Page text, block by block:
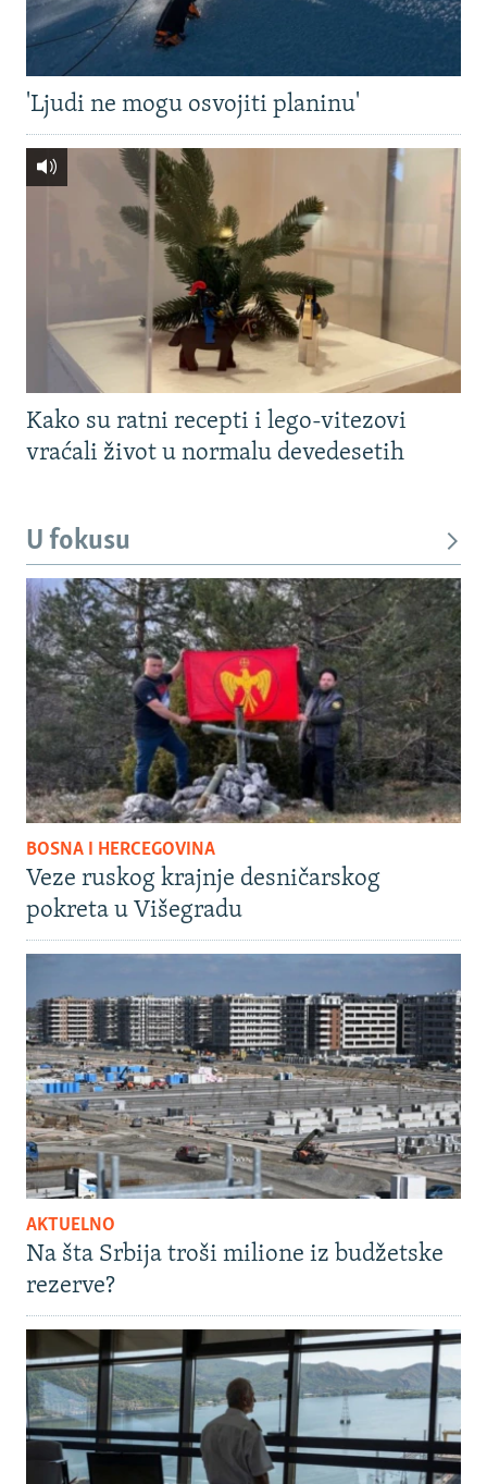
'Ljudi ne mogu osvojiti planinu'
Kako su ratni recepti i lego-vitezovi
vraćali život u normalu devedesetih
U fokusu
BOSNA I HERCEGOVINA
Veze ruskog krajnje desničarskog
pokreta u Višegradu
AKTUELNO
Na šta Srbija troši milione iz budžetske
rezerve?